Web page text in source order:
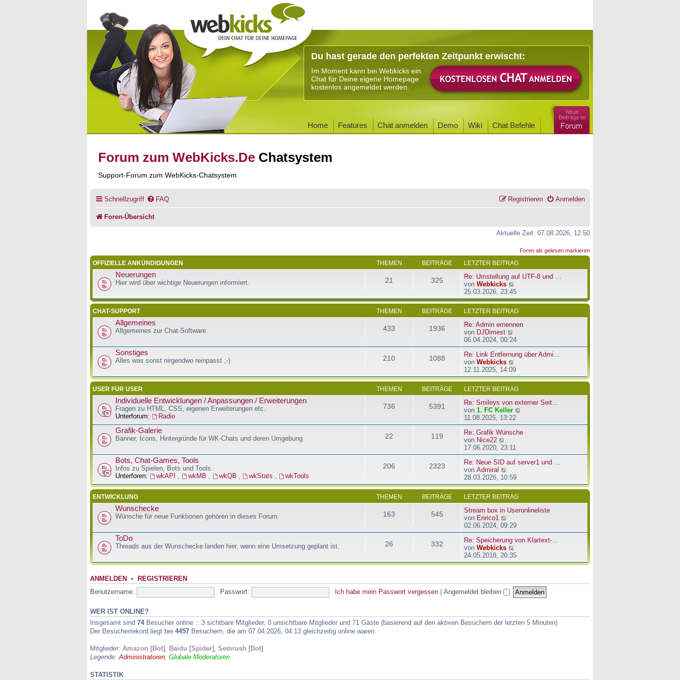
Du hast gerade den perfekten Zeitpunkt erwischt:
Im Moment kann bei Webkicks ein
Chat für Deine eigene Homepage
kostenlos angemeldet werden.
Home Features Chat anmelden Demo Wiki Chat Befehle
Forum zum WebKicks.De Chatsystem
Support-Forum zum WebKicks-Chatsystem
Schnellzugriff FAQ Anmelden
Registrieren
Foren-Übersicht
Aktuelle Zeit: 07.08.2026, 12:50
Foren als gelesen markieren
OFFIZIELLE ANKÜNDIGUNGEN THEMEN BEITRÄGE LETZTER BEITRAG
Neuerungen
Hier wird über wichtige Neuerungen informiert. 21 325
Re: Umstellung auf UTF-8 und …
von Webkicks
e
u
s
e
r
B
e
t
a
g
25.03.2026, 23:45
CHAT-SUPPORT THEMEN BEITRÄGE LETZTER BEITRAG
Allgemeines
Allgemeines zur Chat-Software. 433 1936
Re: Admin ernennen
von DJDimest
e
u
e
s
t
e
B
e
t
a
06.04.2024, 00:24
Sonstiges
Alles was sonst nirgendwo reinpasst ;-) 210 1088
Re: Link Entfernung über Admi…
von Webkicks
e
u
s
e
r
B
e
t
a
12.11.2025, 14:09
USER FÜR USER THEMEN BEITRÄGE LETZTER BEITRAG
Individuelle Entwicklungen / Anpassungen / Erweiterungen
Fragen zu HTML, CSS, eigenen Erweiterungen etc.
Unterforum:
Radio
736 5391
Re: Smileys von externer Seit…
von 1. FC Keller
u
e
e
r
i
a
11.08.2025, 13:22
Grafik-Galerie
Banner, Icons, Hintergründe für WK-Chats und deren Umgebung 22 119
Re: Grafik Wünsche
von Nice22
e
u
e
s
t
e
B
e
i
t
a
g
17.06.2020, 23:11
Bots, Chat-Games, Tools
Infos zu Spielen, Bots und Tools.
Unterforen:
wkAPI wkMB wkQB wkStats wkTools
206 2323
Re: Neue SID auf server1 und …
von Admiral
e
u
s
t
e
r
B
e
t
28.03.2026, 10:59
ENTWICKLUNG THEMEN BEITRÄGE LETZTER BEITRAG
Wunschecke
Wünsche für neue Funktionen gehören in dieses Forum. 163 545
Stream box in Useronlineliste
von Enrico1
e
u
e
s
t
e
e
a
g
02.06.2024, 09:29
ToDo
Threads aus der Wunschecke landen hier, wenn eine Umsetzung geplant ist. 26 332
Re: Speicherung von Klartext-…
von Webkicks
e
u
t
e
r
e
i
24.05.2018, 20:35
ANMELDEN • REGISTRIEREN
Benutzername: Passwort: Ich habe mein Passwort vergessen Angemeldet bleiben
WER IST ONLINE?
Insgesamt sind 74Besucher online :: 3 sichtbare Mitglieder, 0 unsichtbare Mitglieder und 71 Gäste (basierend auf den aktiven Besuchern der letzten 5 Minuten)
Der Besucherrekord liegt bei 4457 Besuchern, die am 07.04.2026, 04:13 gleichzeitig online waren.
Mitglieder: Amazon [Bot] Baidu [Spider]
Semrush [Bot]
Legende: Administratoren Globale Moderatoren
STATISTIK